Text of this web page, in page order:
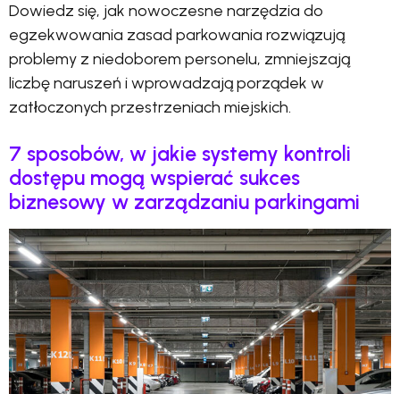
Dowiedz się, jak nowoczesne narzędzia do
egzekwowania zasad parkowania rozwiązują
problemy z niedoborem personelu, zmniejszają
liczbę naruszeń i wprowadzają porządek w
zatłoczonych przestrzeniach miejskich.
7 sposobów, w jakie systemy kontroli
dostępu mogą wspierać sukces
biznesowy w zarządzaniu parkingami